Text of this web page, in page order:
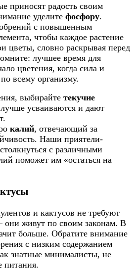
приносят радость своим
уделите фосфору.
с повышенным
чтобы каждое растение
цветы, словно раскрывая перед
лучшее время для
цветения, когда сила и
всему организму.
выбирайте текучие
усваиваются и дают
калий, отвечающий за
Наши приятели-
с различными
поможет им «остаться на
и кактусов не требуют
живут по своим законам. В
больше. Обратите внимание
с низким содержанием
знатные минималисты, не
питания.